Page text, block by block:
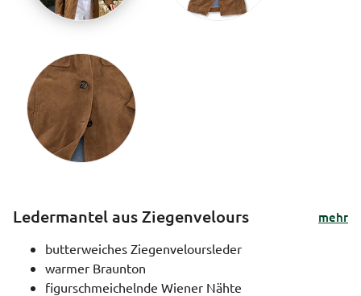
Ledermantel aus Ziegenvelours
mehr
butterweiches Ziegenveloursleder
warmer Braunton
figurschmeichelnde Wiener Nähte